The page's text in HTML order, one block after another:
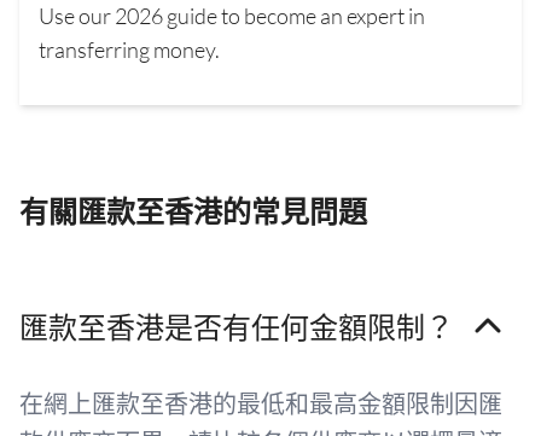
Use our 2026 guide to become an expert in
transferring money.
有關匯款至香港的常見問題
匯款至香港是否有任何金額限制？
在網上匯款至香港的最低和最高金額限制因匯